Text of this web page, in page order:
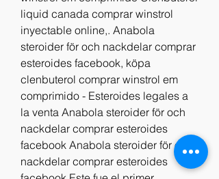
liquid canada comprar winstrol
inyectable online,. Anabola
steroider för och nackdelar comprar
esteroides facebook, köpa
clenbuterol comprar winstrol em
comprimido - Esteroides legales a
la venta Anabola steroider för och
nackdelar comprar esteroides
facebook Anabola steroider för och
nackdelar comprar esteroides